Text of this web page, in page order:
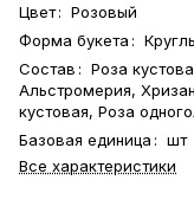
Цвет: Розовый
Форма букета :
Состав : Роза
Альстромерия,
кустовая, Роза
Базовая единица : шт
Все характеристики